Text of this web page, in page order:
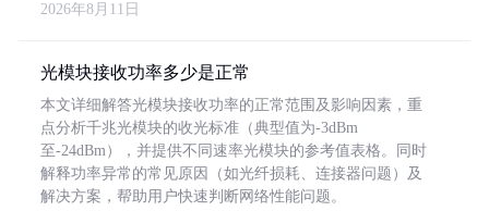
2026年8月11日
光模块接收功率多少是正常
本文详细解答光模块接收功率的正常范围及影响因素，重
点分析千兆光模块的收光标准（典型值为-3dBm
至-24dBm），并提供不同速率光模块的参考值表格。同时
解释功率异常的常见原因（如光纤损耗、连接器问题）及
解决方案，帮助用户快速判断网络性能问题。